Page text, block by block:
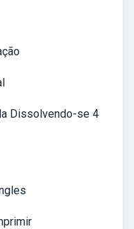
Dissolvendo-se 4